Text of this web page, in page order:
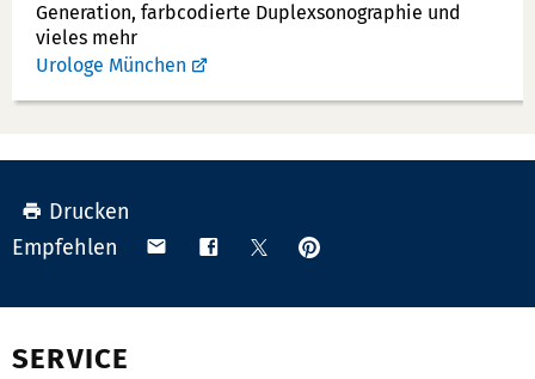
m
m
e
r:
Generation, farbcodierte Duplex­sonographie und
vieles mehr
Urologe München
Drucken
Empfehlen
Teilen Teilen TeilenAnpinnen
SERVICE